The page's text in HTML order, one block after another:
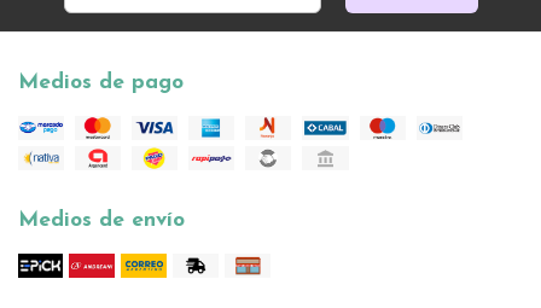
Medios de pago
Medios de envío